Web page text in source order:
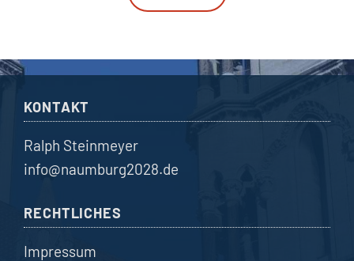
KONTAKT
Ralph Steinmeyer
info@naumburg2028.de
RECHTLICHES
Impressum